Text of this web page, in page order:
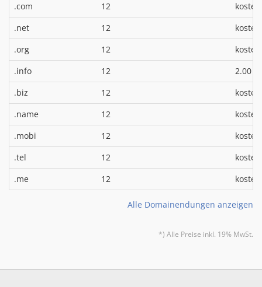
.com
12
.net
12
.org
12
.info
12 2.00 €
.biz 12
.name
12
.mobi
12
.tel
12
.me
12
Alle Domainendungen anzeigen
*) Alle Preise inkl. 19% MwSt.